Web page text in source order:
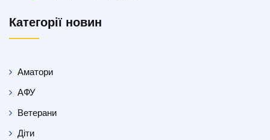
Категорії новин
Аматори
АФУ
Ветерани
Діти